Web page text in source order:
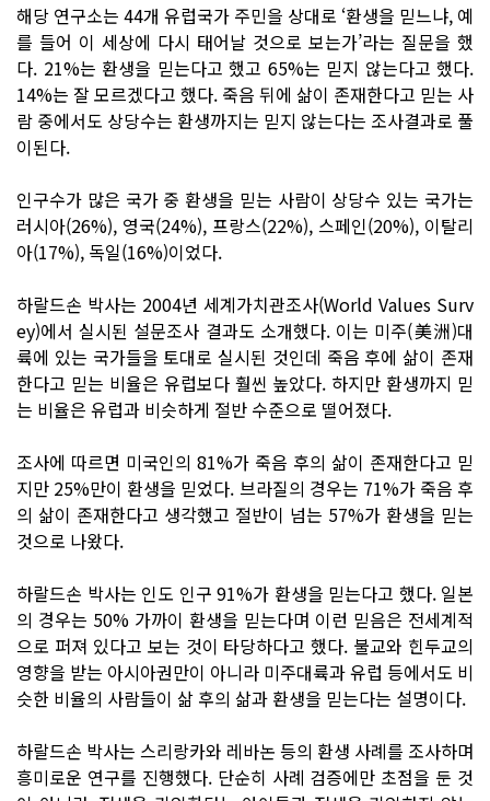
해당 연구소는 44개 유럽국가 주민을 상대로 ‘환생을 믿느냐, 예
를 들어 이 세상에 다시 태어날 것으로 보는가’라는 질문을 했
다. 21%는 환생을 믿는다고 했고 65%는 믿지 않는다고 했다.
14%는 잘 모르겠다고 했다. 죽음 뒤에 삶이 존재한다고 믿는 사
람 중에서도 상당수는 환생까지는 믿지 않는다는 조사결과로 풀
이된다.
인구수가 많은 국가 중 환생을 믿는 사람이 상당수 있는 국가는
러시아(26%), 영국(24%), 프랑스(22%), 스페인(20%), 이탈리
아(17%), 독일(16%)이었다.
하랄드손 박사는 2004년 세계가치관조사(World Values Surv
ey)에서 실시된 설문조사 결과도 소개했다. 이는 미주(美洲)대
륙에 있는 국가들을 토대로 실시된 것인데 죽음 후에 삶이 존재
한다고 믿는 비율은 유럽보다 훨씬 높았다. 하지만 환생까지 믿
는 비율은 유럽과 비슷하게 절반 수준으로 떨어졌다.
조사에 따르면 미국인의 81%가 죽음 후의 삶이 존재한다고 믿
지만 25%만이 환생을 믿었다. 브라질의 경우는 71%가 죽음 후
의 삶이 존재한다고 생각했고 절반이 넘는 57%가 환생을 믿는
것으로 나왔다.
하랄드손 박사는 인도 인구 91%가 환생을 믿는다고 했다. 일본
의 경우는 50% 가까이 환생을 믿는다며 이런 믿음은 전세계적
으로 퍼져 있다고 보는 것이 타당하다고 했다. 불교와 힌두교의
영향을 받는 아시아권만이 아니라 미주대륙과 유럽 등에서도 비
슷한 비율의 사람들이 삶 후의 삶과 환생을 믿는다는 설명이다.
하랄드손 박사는 스리랑카와 레바논 등의 환생 사례를 조사하며
흥미로운 연구를 진행했다. 단순히 사례 검증에만 초점을 둔 것